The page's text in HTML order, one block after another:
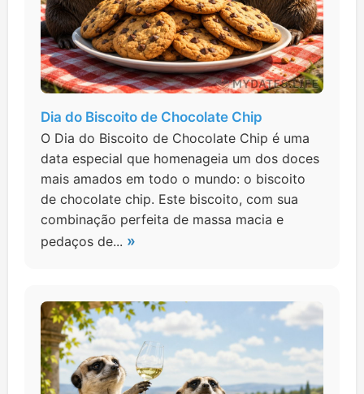
Dia do Biscoito de Chocolate Chip
O Dia do Biscoito de Chocolate Chip é uma
data especial que homenageia um dos doces
mais amados em todo o mundo: o biscoito
de chocolate chip. Este biscoito, com sua
combinação perfeita de massa macia e
pedaços de... »